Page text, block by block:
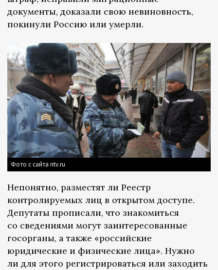
документы, доказали свою невиновность,
покинули Россию или умерли.
Фото с сайта ntv.ru
Непонятно, разместят ли Реестр
контролируемых лиц в открытом доступе.
Депутаты прописали, что знакомиться
со сведениями могут заинтересованные
госорганы, а также «российские
юридические и физические лица». Нужно
ли для этого регистрироваться или заходить